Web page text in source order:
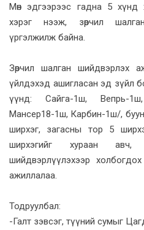
Мөн эдгээрээс гадна 5 хүнд
хэрэг нээж, зөрчил
үргэлжилж байна.
Зөрчил шалган шийдвэрлэх
үйлдэхэд ашигласан эд зүйл
үүнд: Сайга-1ш, Вепрь-
Мансер18-1ш, Карбин-1ш/, бууны
ширхэг, загасны тор 5
ширхэгийг хураан
шийдвэрлүүлэхээр
ажиллалаа.
Тодруулбал:
-Галт зэвсэг, түүний сумыг